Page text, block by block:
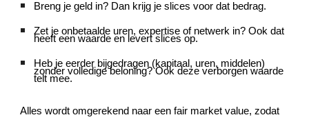
Breng je geld in? Dan krijg je slices voor dat bedrag.
Zet je onbetaalde uren, expertise of netwerk in? Ook dat
heeft een waarde en levert slices op.
Heb je eerder bijgedragen (kapitaal, uren, middelen)
zonder volledige beloning? Ook deze verborgen waarde
telt mee.
Alles wordt omgerekend naar een fair market value, zodat